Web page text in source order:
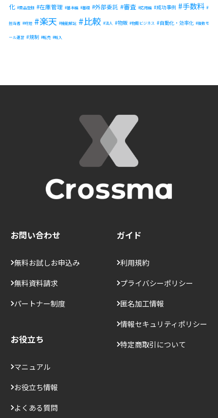
化
商品登録 在庫管理 基本編 基礎 外部委託 審査 応用編 成功事例 手数料
担当者 時短 楽天 機能解説 比較 法人 物販 物販ビジネス 自動化・効率化 複数モ
ール運営 規制 転売 輸入
お問い合わせ
無料お試しお申込み
無料資料請求
パートナー制度
お役立ち
マニュアル
お役立ち情報
よくある質問
ガイド
利用規約
プライバシーポリシー
匿名加工情報
情報セキュリティポリシー
特定商取引について